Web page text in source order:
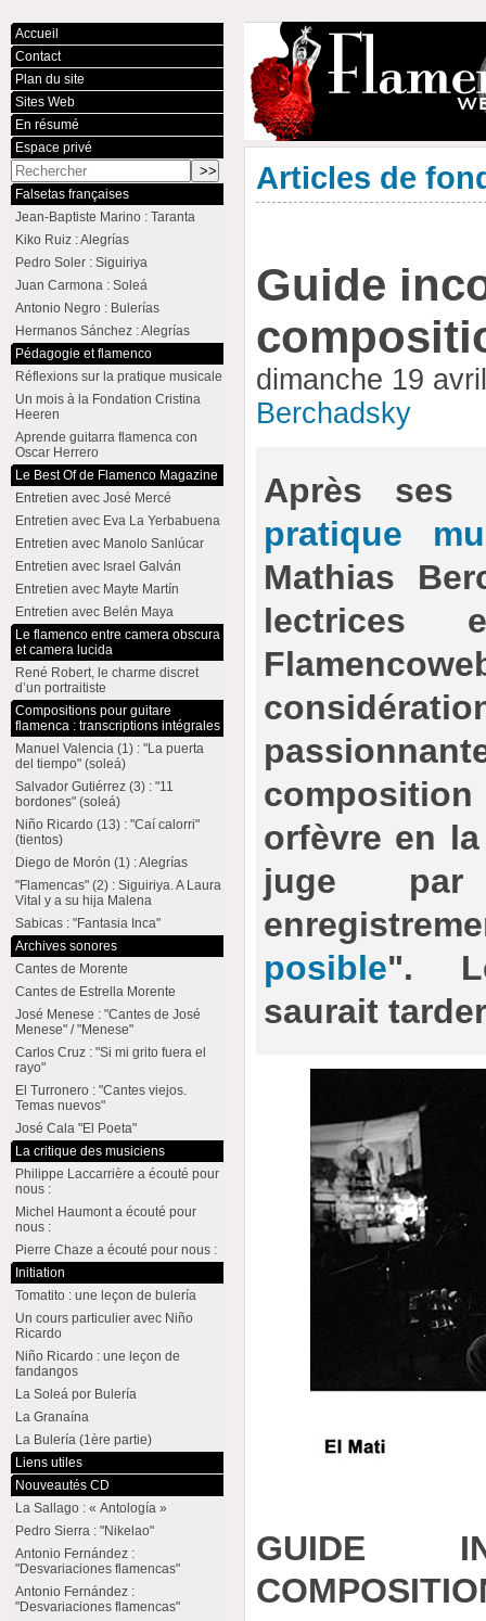
Articles de
Guide
dimanche 19
Berchadsky
Après ses
pratique
Mathias
lectrices
orfèvre en
juge
posible".
saurait
GUIDE
Accueil
Contact
Plan du site
Sites Web
En résumé
Espace privé
Falsetas françaises
Jean-Baptiste Marino : Taranta
Kiko Ruiz : Alegrías
Pedro Soler : Siguiriya
Juan Carmona : Soleá
Antonio Negro : Bulerías
Hermanos Sánchez : Alegrías
Pédagogie et flamenco
Réflexions sur la pratique musicale
Un mois à la Fondation Cristina
Heeren
Aprende guitarra flamenca con
Oscar Herrero
Le Best Of de Flamenco Magazine
Entretien avec José Mercé
Entretien avec Eva La Yerbabuena
Entretien avec Manolo Sanlúcar
Entretien avec Israel Galván
Entretien avec Mayte Martín
Entretien avec Belén Maya
Le flamenco entre camera obscura
et camera lucida
René Robert, le charme discret
d’un portraitiste
Compositions pour guitare
flamenca : transcriptions intégrales
Manuel Valencia (1) : "La puerta
del tiempo" (soleá)
Salvador Gutiérrez (3) : "11
bordones" (soleá)
Niño Ricardo (13) : "Caí calorri"
(tientos)
Diego de Morón (1) : Alegrías
"Flamencas" (2) : Siguiriya. A Laura
Vital y a su hija Malena
Sabicas : "Fantasia Inca"
Archives sonores
Cantes de Morente
Cantes de Estrella Morente
José Menese : "Cantes de José
Menese" / "Menese"
Carlos Cruz : "Si mi grito fuera el
rayo"
El Turronero : "Cantes viejos.
Temas nuevos"
José Cala "El Poeta"
La critique des musiciens
Philippe Laccarrière a écouté pour
nous :
Michel Haumont a écouté pour
nous :
Pierre Chaze a écouté pour nous :
Initiation
Tomatito : une leçon de bulería
Un cours particulier avec Niño
Ricardo
Niño Ricardo : une leçon de
fandangos
La Soleá por Bulería
La Granaína
La Bulería (1ère partie)
Liens utiles
Nouveautés CD
La Sallago : « Antología »
Pedro Sierra : "Nikelao"
Antonio Fernández :
"Desvariaciones flamencas"
Antonio Fernández :
"Desvariaciones flamencas"